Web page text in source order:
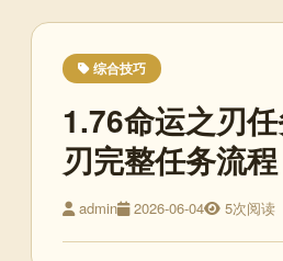
综合技巧
1.76命运之刃
刃完整任务流程
admin 2026-06-04 5次阅读